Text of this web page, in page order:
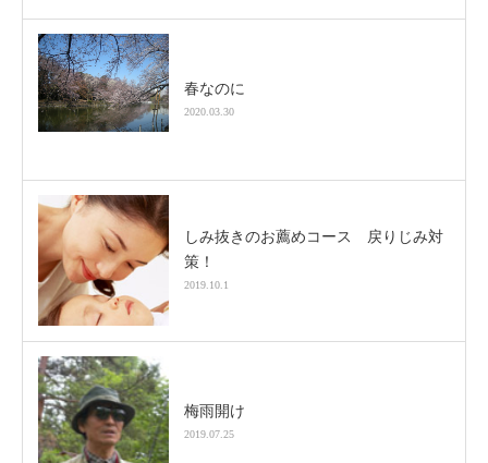
春なのに
2020.03.30
しみ抜きのお薦めコース 戻りじみ対
策！
2019.10.1
梅雨開け
2019.07.25